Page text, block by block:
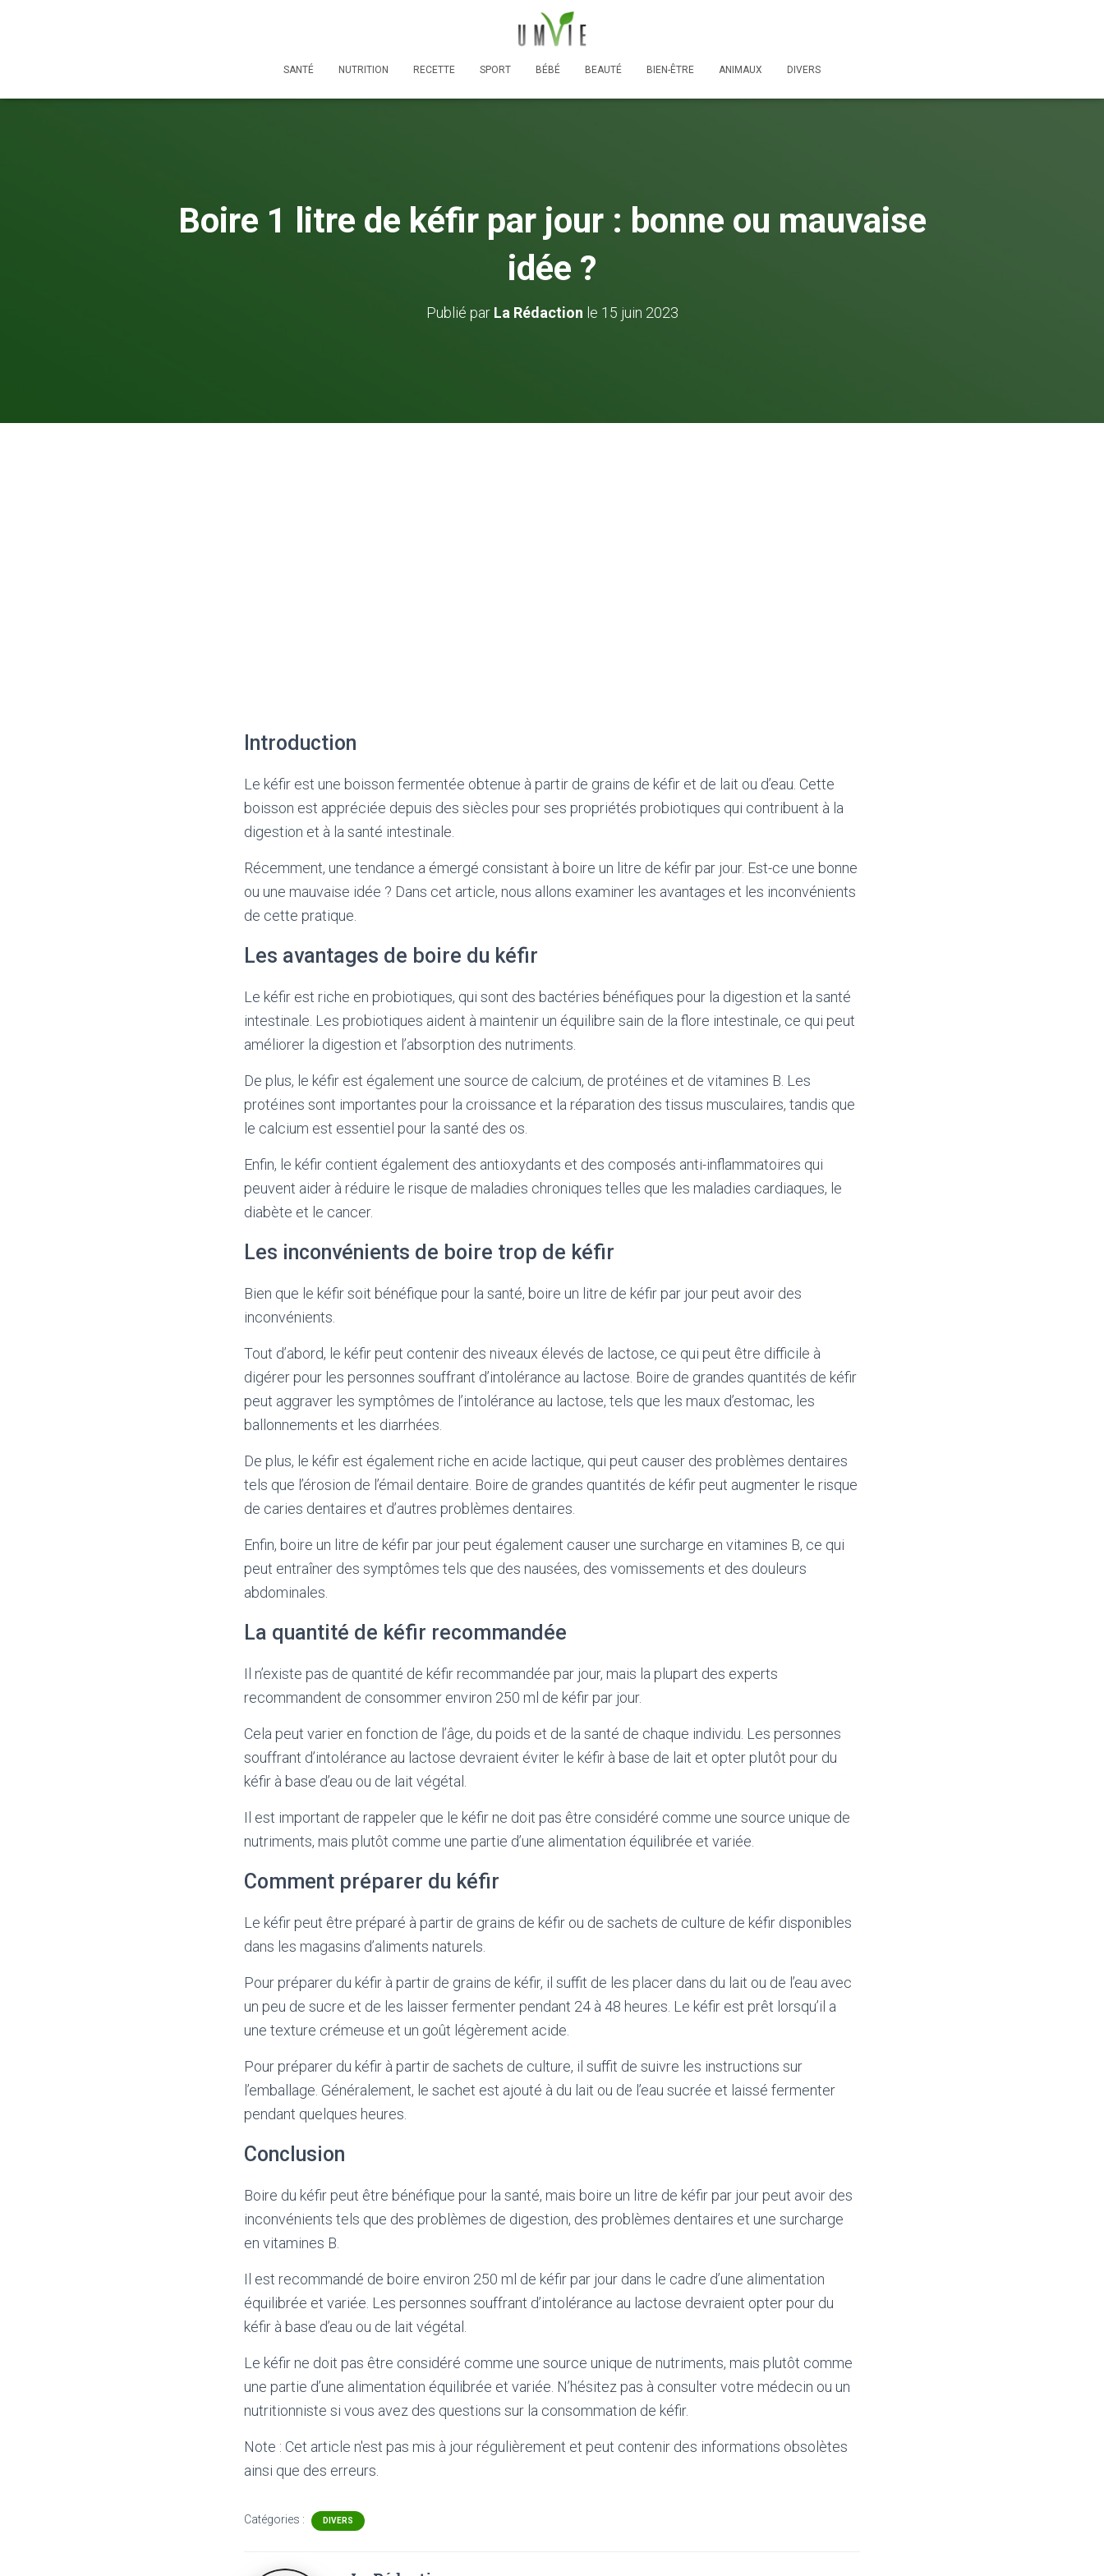
SANTÉ NUTRITION RECETTE SPORT BÉBÉ BEAUTÉ BIEN-ÊTRE ANIMAUX DIVERS
Boire 1 litre de kéfir par jour : bonne ou mauvaise
idée ?
Publié par La Rédaction le 15 juin 2023
Introduction
Le kéfir est une boisson fermentée obtenue à partir de grains de kéfir et de lait ou d’eau. Cette
boisson est appréciée depuis des siècles pour ses propriétés probiotiques qui contribuent à la
digestion et à la santé intestinale.
Récemment, une tendance a émergé consistant à boire un litre de kéfir par jour. Est-ce une bonne
ou une mauvaise idée ? Dans cet article, nous allons examiner les avantages et les inconvénients
de cette pratique.
Les avantages de boire du kéfir
Le kéfir est riche en probiotiques, qui sont des bactéries bénéfiques pour la digestion et la santé
intestinale. Les probiotiques aident à maintenir un équilibre sain de la flore intestinale, ce qui peut
améliorer la digestion et l’absorption des nutriments.
De plus, le kéfir est également une source de calcium, de protéines et de vitamines B. Les
protéines sont importantes pour la croissance et la réparation des tissus musculaires, tandis que
le calcium est essentiel pour la santé des os.
Enfin, le kéfir contient également des antioxydants et des composés anti-inflammatoires qui
peuvent aider à réduire le risque de maladies chroniques telles que les maladies cardiaques, le
diabète et le cancer.
Les inconvénients de boire trop de kéfir
Bien que le kéfir soit bénéfique pour la santé, boire un litre de kéfir par jour peut avoir des
inconvénients.
Tout d’abord, le kéfir peut contenir des niveaux élevés de lactose, ce qui peut être difficile à
digérer pour les personnes souffrant d’intolérance au lactose. Boire de grandes quantités de kéfir
peut aggraver les symptômes de l’intolérance au lactose, tels que les maux d’estomac, les
ballonnements et les diarrhées.
De plus, le kéfir est également riche en acide lactique, qui peut causer des problèmes dentaires
tels que l’érosion de l’émail dentaire. Boire de grandes quantités de kéfir peut augmenter le risque
de caries dentaires et d’autres problèmes dentaires.
Enfin, boire un litre de kéfir par jour peut également causer une surcharge en vitamines B, ce qui
peut entraîner des symptômes tels que des nausées, des vomissements et des douleurs
abdominales.
La quantité de kéfir recommandée
Il n’existe pas de quantité de kéfir recommandée par jour, mais la plupart des experts
recommandent de consommer environ 250 ml de kéfir par jour.
Cela peut varier en fonction de l’âge, du poids et de la santé de chaque individu. Les personnes
souffrant d’intolérance au lactose devraient éviter le kéfir à base de lait et opter plutôt pour du
kéfir à base d’eau ou de lait végétal.
Il est important de rappeler que le kéfir ne doit pas être considéré comme une source unique de
nutriments, mais plutôt comme une partie d’une alimentation équilibrée et variée.
Comment préparer du kéfir
Le kéfir peut être préparé à partir de grains de kéfir ou de sachets de culture de kéfir disponibles
dans les magasins d’aliments naturels.
Pour préparer du kéfir à partir de grains de kéfir, il suffit de les placer dans du lait ou de l’eau avec
un peu de sucre et de les laisser fermenter pendant 24 à 48 heures. Le kéfir est prêt lorsqu’il a
une texture crémeuse et un goût légèrement acide.
Pour préparer du kéfir à partir de sachets de culture, il suffit de suivre les instructions sur
l’emballage. Généralement, le sachet est ajouté à du lait ou de l’eau sucrée et laissé fermenter
pendant quelques heures.
Conclusion
Boire du kéfir peut être bénéfique pour la santé, mais boire un litre de kéfir par jour peut avoir des
inconvénients tels que des problèmes de digestion, des problèmes dentaires et une surcharge
en vitamines B.
Il est recommandé de boire environ 250 ml de kéfir par jour dans le cadre d’une alimentation
équilibrée et variée. Les personnes souffrant d’intolérance au lactose devraient opter pour du
kéfir à base d’eau ou de lait végétal.
Le kéfir ne doit pas être considéré comme une source unique de nutriments, mais plutôt comme
une partie d’une alimentation équilibrée et variée. N’hésitez pas à consulter votre médecin ou un
nutritionniste si vous avez des questions sur la consommation de kéfir.
Note : Cet article n'est pas mis à jour régulièrement et peut contenir des informations obsolètes
ainsi que des erreurs.
Catégories : DIVERS